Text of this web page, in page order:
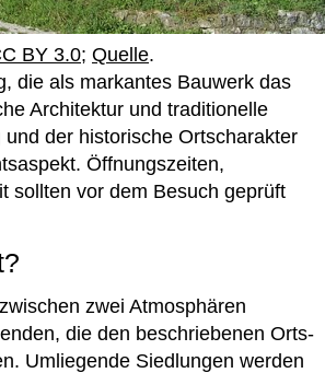
BY 3.0; Quelle.
die als markantes Bauwerk das
Architektur und traditionelle
der historische Ortscharakter
Öffnungszeiten,
sollten vor dem Besuch geprüft
zwei Atmosphären
die den beschriebenen Orts-
Umliegende Siedlungen werden